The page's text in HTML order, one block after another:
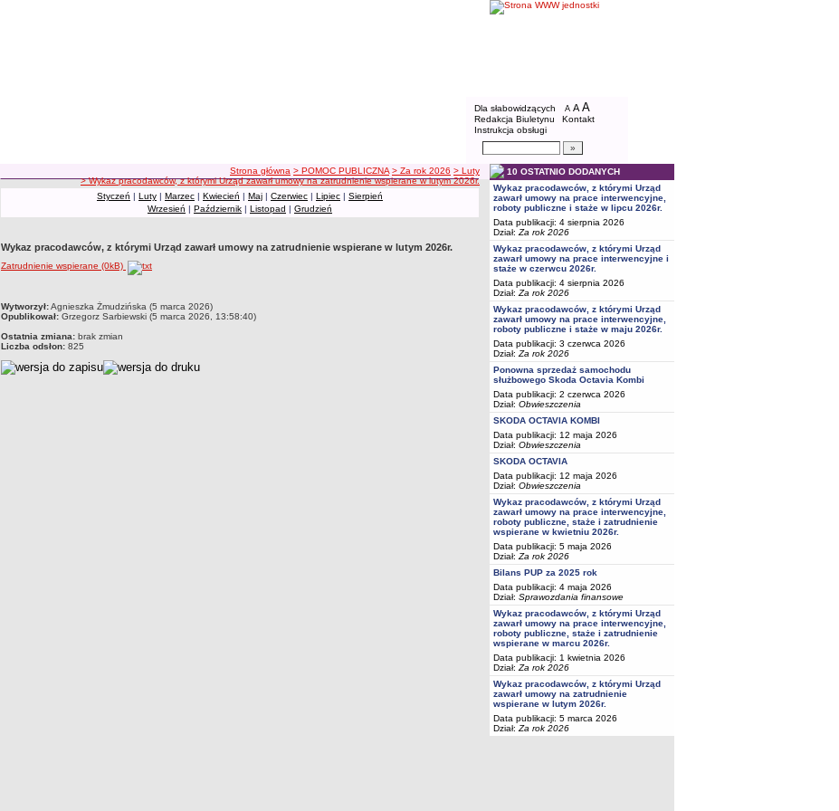
BIP - Powiatowy Urząd Pracy w
Menu dodatkowe
Dla słabowidzących A pomniejsz czcionkę
A standardowy rozmiar czcionki
A
Redakcja Biuletynu
Kontakt
Instrukcja obsługi
Wyszukiwarka artykułów
ścieżka nawigacji
Strona główna > POMOC PUBLICZNA > Za rok 2026 > Luty
> Wykaz pracodawców, z którymi Urząd zawarł umowy na zatrudnienie wspierane w lutym 2026r.
Styczeń | Luty | Marzec | Kwiecień | Maj | Czerwiec | Lipiec | Sierpień
Wrzesień | Październik | Listopad | Grudzień
Wykaz pracodawców, z którymi Urząd zawarł umowy na zatrudnienie wspierane w lutym 2026r.
Zatrudnienie wspierane (0kB)
metryczka
Wytworzył:Agnieszka Żmudzińska (5 marca 2026)
Opublikował: Grzegorz Sarbiewski (5 marca 2026, 13:58:40)
Ostatnia zmiana: brak zmian
Liczba odsłon: 825
10 OSTATNIO DODANYCH
Wykaz pracodawców, z którymi Urząd
zawarł umowy na prace interwencyjne,
roboty publiczne i staże w lipcu 2026r.
Data publikacji: 4 sierpnia 2026
Dział: Za rok 2026
Wykaz pracodawców, z którymi Urząd
zawarł umowy na prace interwencyjne i
staże w czerwcu 2026r.
Data publikacji: 4 sierpnia 2026
Dział: Za rok 2026
Wykaz pracodawców, z którymi Urząd
zawarł umowy na prace interwencyjne,
roboty publiczne i staże w maju 2026r.
Data publikacji: 3 czerwca 2026
Dział: Za rok 2026
Ponowna sprzedaż samochodu
służbowego Skoda Octavia Kombi
Data publikacji: 2 czerwca 2026
Dział: Obwieszczenia
SKODA OCTAVIA KOMBI
Data publikacji: 12 maja 2026
Dział: Obwieszczenia
SKODA OCTAVIA
Data publikacji: 12 maja 2026
Dział: Obwieszczenia
Wykaz pracodawców, z którymi Urząd
zawarł umowy na prace interwencyjne,
roboty publiczne, staże i zatrudnienie
wspierane w kwietniu 2026r.
Data publikacji: 5 maja 2026
Dział: Za rok 2026
Bilans PUP za 2025 rok
Data publikacji: 4 maja 2026
Dział: Sprawozdania finansowe
Wykaz pracodawców, z którymi Urząd
zawarł umowy na prace interwencyjne,
roboty publiczne, staże i zatrudnienie
wspierane w marcu 2026r.
Data publikacji: 1 kwietnia 2026
Dział: Za rok 2026
Wykaz pracodawców, z którymi Urząd
zawarł umowy na zatrudnienie
wspierane w lutym 2026r.
Data publikacji: 5 marca 2026
Dział: Za rok 2026